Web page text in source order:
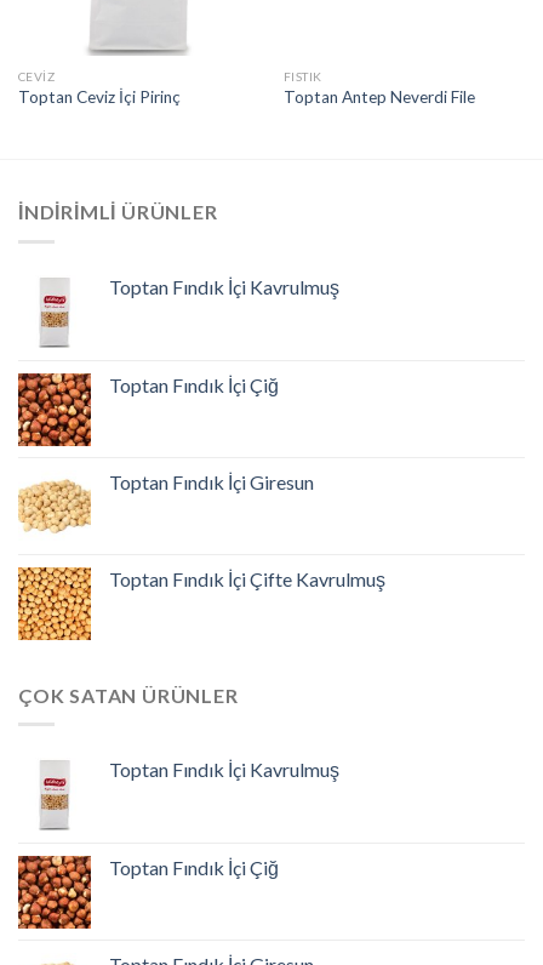
CEVIZ
Toptan Ceviz İçi Pirinç
FISTIK
Toptan Antep Neverdi File
İNDIRIMLI ÜRÜNLER
Toptan Fındık İçi Kavrulmuş
Toptan Fındık İçi Çiğ
Toptan Fındık İçi Giresun
Toptan Fındık İçi Çifte Kavrulmuş
ÇOK SATAN ÜRÜNLER
Toptan Fındık İçi Kavrulmuş
Toptan Fındık İçi Çiğ